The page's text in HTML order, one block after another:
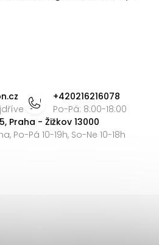
+420216216078
Po-Pá: 8:00-18:00
Praha - Žižkov 13000
Po-Pá 10-19h, So-Ne 10-18h